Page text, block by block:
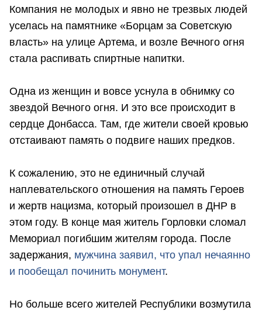
Компания не молодых и явно не трезвых людей
уселась на памятнике «Борцам за Советскую
власть» на улице Артема, и возле Вечного огня
стала распивать спиртные напитки.
Одна из женщин и вовсе уснула в обнимку со
звездой Вечного огня. И это все происходит в
сердце Донбасса. Там, где жители своей кровью
отстаивают память о подвиге наших предков.
К сожалению, это не единичный случай
наплевательского отношения на память Героев
и жертв нацизма, который произошел в ДНР в
этом году. В конце мая житель Горловки сломал
Мемориал погибшим жителям города. После
задержания, мужчина заявил, что упал нечаянно
и пообещал починить монумент.
Но больше всего жителей Республики возмутила